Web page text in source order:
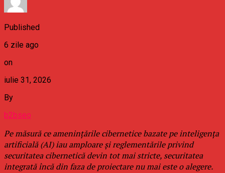
Published
6 zile ago
on
iulie 31, 2026
By
b2bseo
Pe măsură ce amenințările cibernetice bazate pe inteligența
artificială (AI) iau amploare și reglementările privind
securitatea cibernetică devin tot mai stricte, securitatea
integrată încă din faza de proiectare nu mai este o alegere.